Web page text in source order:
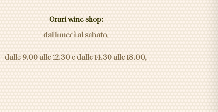
Orari wine shop:
dal lunedì al sabato,
dalle 9.00 alle 12.30 e dalle 14.30 alle 18.00,